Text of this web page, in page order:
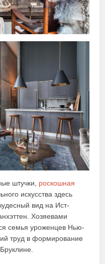
штучки, роскошная
искусства здесь
вид на Ист-
Хозяевами
семья уроженцев Нью-
труд в формирование